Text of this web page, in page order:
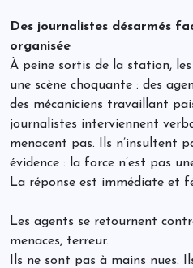
Des journalistes désarmés
organisée
À peine sortis de la station,
une scène choquante : des
des mécaniciens travaillant
journalistes interviennent
menacent pas. Ils n’insultent
évidence : la force n’est pas
La réponse est immédiate et
Les agents se retournent
menaces, terreur.
Ils ne sont pas à mains nues.